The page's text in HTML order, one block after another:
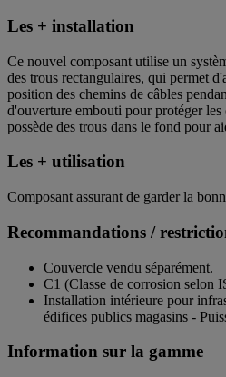
Les + installation
Ce nouvel composant utilise un
des trous rectangulaires, qui permet
position des chemins de câbles
d'ouverture embouti pour protéger
possède des trous dans le fond pour
Les + utilisation
Composant assurant de garder la
Recommandations /
Couvercle vendu séparément.
C1 (Classe de corrosion selon
Installation intérieure pour
édifices publics magasins -
Information sur la gamme